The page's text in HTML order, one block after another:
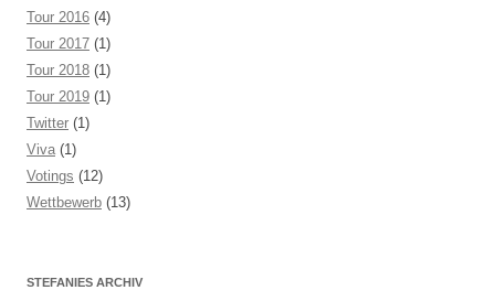
Tour 2016 (4)
Tour 2017 (1)
Tour 2018 (1)
Tour 2019 (1)
Twitter (1)
Viva (1)
Votings (12)
Wettbewerb (13)
STEFANIES ARCHIV